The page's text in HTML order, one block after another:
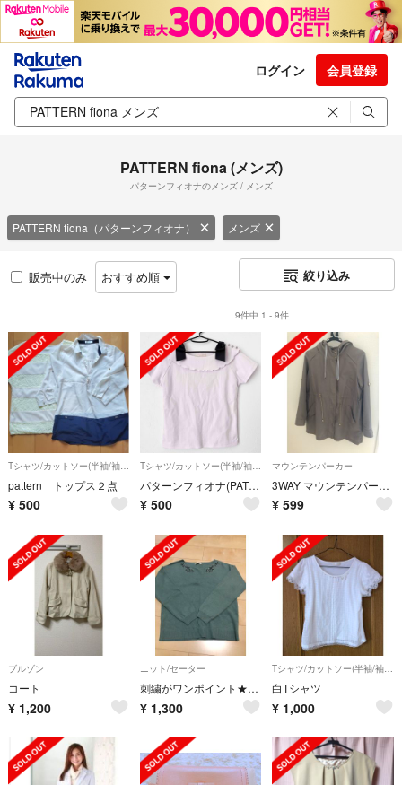
ログイン 会員登録
PATTERN fiona (メンズ)
パターンフィオナのメンズ / メンズ
PATTERN fiona（パターンフィオナ） メンズ
販売中のみ おすすめ順 絞り込み
9件中 1 - 9件
Tシャツ/カットソー(半袖/袖なし)
pattern トップス２点
¥ 500
Tシャツ/カットソー(半袖/袖なし)
パターンフィオナ(PATTERN fiona)肩リボン 取り外し 半袖トップス
¥ 500
マウンテンパーカー
3WAY マウンテンパーカー
¥ 599
ブルゾン
コート
¥ 1,200
ニット/セーター
刺繍がワンポイント★Vネックニット（スモーキーグリーン）
¥ 1,300
Tシャツ/カットソー(半袖/袖なし)
白Tシャツ
¥ 1,000